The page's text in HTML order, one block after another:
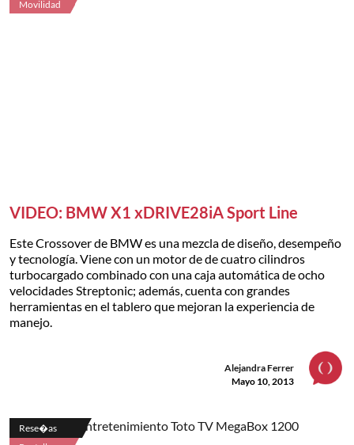
Movilidad
VIDEO: BMW X1 xDRIVE28iA Sport Line
Este Crossover de BMW es una mezcla de diseño, desempeño
y tecnología. Viene con un motor de de cuatro cilindros
turbocargado combinado con una caja automática de ocho
velocidades Streptonic; además, cuenta con grandes
herramientas en el tablero que mejoran la experiencia de
manejo.
Alejandra Ferrer
Mayo 10, 2013
Rese�as